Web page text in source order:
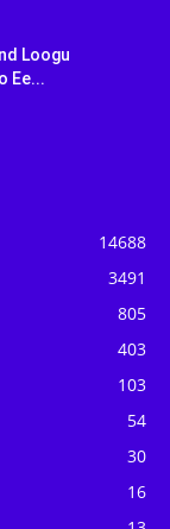
Loogu
Ee...
14688
3491
805
403
103
54
30
16